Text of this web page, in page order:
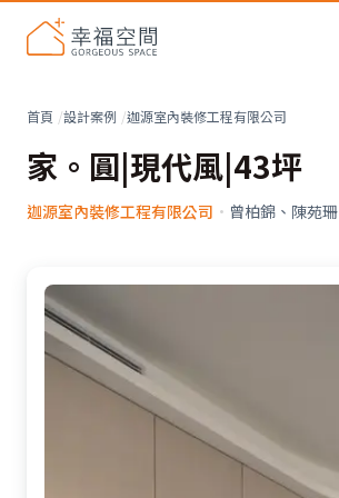
首頁 設計案例 迦源室內裝修工程有限公司
家。圓|現代風|43坪
迦源室內裝修工程有限公司 · 曾柏錦、陳苑珊